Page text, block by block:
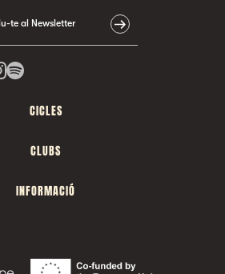
te al Newsletter
CICLES
CLUBS
INFORMACIÓ